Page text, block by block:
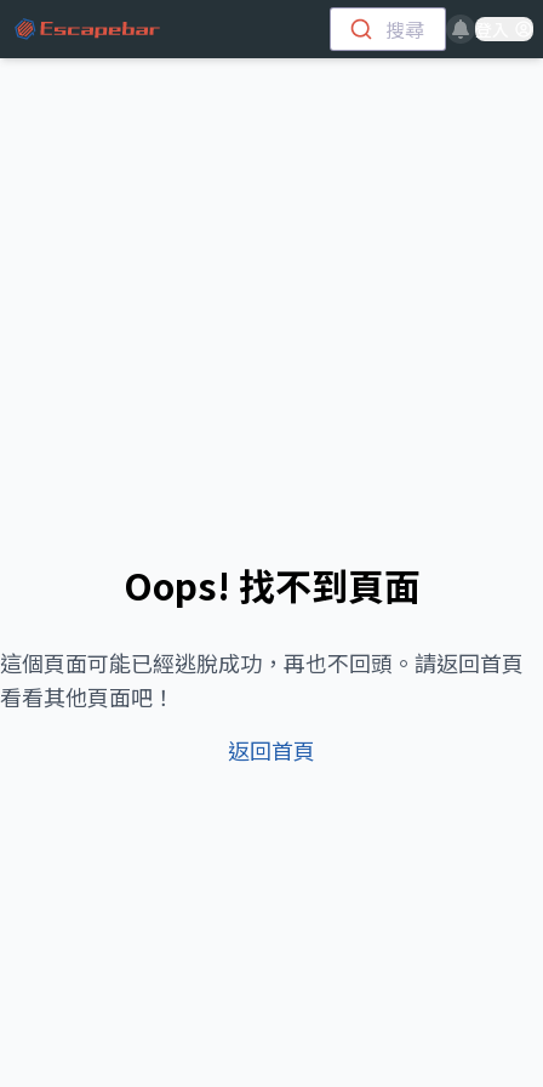
跳至主要內容
搜尋 登入
Oops! 找不到頁面
這個頁面可能已經逃脫成功，再也不回頭。請返回首頁
看看其他頁面吧！
返回首頁